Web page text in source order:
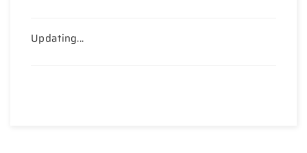
Updating...